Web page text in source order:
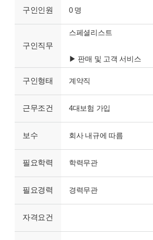
구인인원 0 명
구인직무
스페셜리스트
▶ 판매 및 고객 서비스
구인형태 계약직
근무조건 4대보험 가입
보수 회사 내규에 따름
필요학력 학력무관
필요경력 경력무관
자격요건